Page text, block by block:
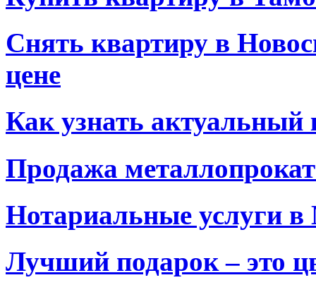
Снять квартиру в
цене
Как узнать актуальный
Продажа
Нотариальные услуги в
Лучший подарок – это